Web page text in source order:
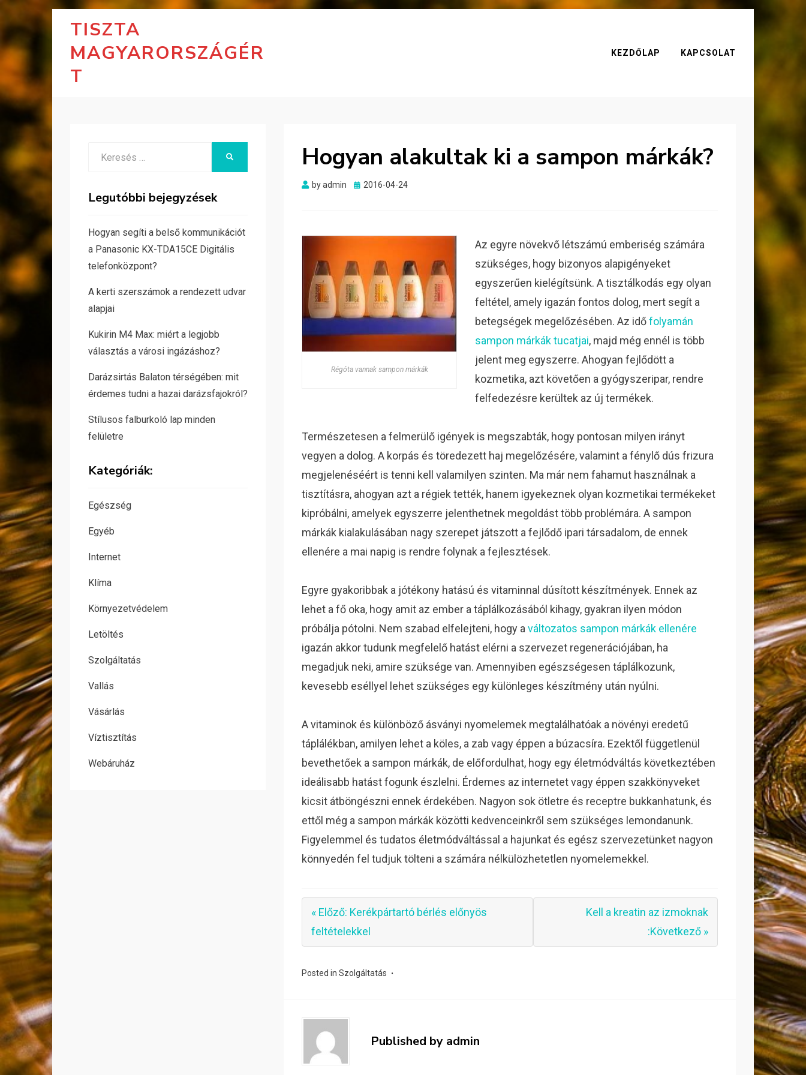
TISZTA
MAGYARORSZÁGÉR
T
KEZDŐLAP KAPCSOLAT
Hogyan alakultak ki a sampon márkák?
byadmin
Posted
2016-04-24
Régóta vannak sampon márkák
Az egyre növekvő létszámú emberiség számára
szükséges, hogy bizonyos alapigényeket
egyszerűen kielégítsünk. A tisztálkodás egy olyan
feltétel, amely igazán fontos dolog, mert segít a
betegségek megelőzésében. Az időfolyamán
sampon márkák tucatjai, majd még ennél is több
jelent meg egyszerre. Ahogyan fejlődött a
kozmetika, azt követően a gyógyszeripar, rendre
felfedezésre kerültek az új termékek.
Természetesen a felmerülő igények is megszabták, hogy pontosan milyen irányt
vegyen a dolog. A korpás és töredezett haj megelőzésére, valamint a fénylő dús frizura
megjelenéséért is tenni kell valamilyen szinten. Ma már nem fahamut használnak a
tisztításra, ahogyan azt a régiek tették, hanem igyekeznek olyan kozmetikai termékeket
kipróbálni, amelyek egyszerre jelenthetnek megoldást több problémára. A sampon
márkák kialakulásában nagy szerepet játszott a fejlődő ipari társadalom, de ennek
ellenére a mai napig is rendre folynak a fejlesztések.
Egyre gyakoribbak a jótékony hatású és vitaminnal dúsított készítmények. Ennek az
lehet a fő oka, hogy amit az ember a táplálkozásából kihagy, gyakran ilyen módon
próbálja pótolni. Nem szabad elfelejteni, hogy aváltozatos sampon márkák ellenére
igazán akkor tudunk megfelelő hatást elérni a szervezet regenerációjában, ha
megadjuk neki, amire szüksége van. Amennyiben egészségesen táplálkozunk,
kevesebb eséllyel lehet szükséges egy különleges készítmény után nyúlni.
A vitaminok és különböző ásványi nyomelemek megtalálhatóak a növényi eredetű
táplálékban, amilyen lehet a köles, a zab vagy éppen a búzacsíra. Ezektől függetlenül
bevethetőek a sampon márkák, de előfordulhat, hogy egy életmódváltás következtében
ideálisabb hatást fogunk észlelni. Érdemes az internetet vagy éppen szakkönyveket
kicsit átböngészni ennek érdekében. Nagyon sok ötletre és receptre bukkanhatunk, és
ettől még a sampon márkák közötti kedvenceinkről sem szükséges lemondanunk.
Figyelemmel és tudatos életmódváltással a hajunkat és egész szervezetünket nagyon
könnyedén fel tudjuk tölteni a számára nélkülözhetetlen nyomelemekkel.
« Előző: Kerékpártartó bérlés előnyös
feltételekkel
Kell a kreatin az izmoknak
:Következő »
Posted inSzolgáltatás
Published by admin
Legutóbbi bejegyzések
Hogyan segíti a belső kommunikációt
a Panasonic KX-TDA15CE Digitális
telefonközpont?
A kerti szerszámok a rendezett udvar
alapjai
Kukirin M4 Max: miért a legjobb
választás a városi ingázáshoz?
Darázsirtás Balaton térségében: mit
érdemes tudni a hazai darázsfajokról?
Stílusos falburkoló lap minden
felületre
Kategóriák:
Egészség
Egyéb
Internet
Klíma
Környezetvédelem
Letöltés
Szolgáltatás
Vallás
Vásárlás
Víztisztítás
Webáruház